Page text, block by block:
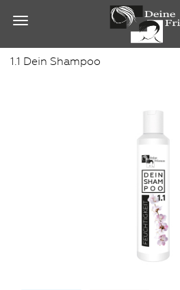
1.1 Dein Shampoo